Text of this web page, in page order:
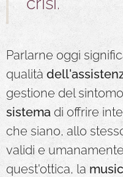
Parlarne oggi
qualità
gestione del
sistemadi offrire
che siano, allo
validi e
quest'ottica, la